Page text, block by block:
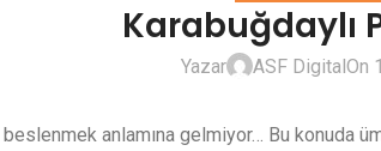
Karabuğdaylı
Yazar ASF DigitalOn
anlamına gelmiyor… Bu konuda